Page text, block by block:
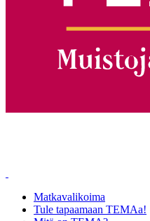
Matkavalikoima
Tule tapaamaan TEMAa!